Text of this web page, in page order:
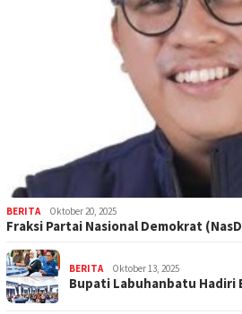
BERITA Oktober 20, 2025
Fraksi Partai Nasional Demokrat
BERITA Oktober 13, 2025
Bupati Labuhanbatu